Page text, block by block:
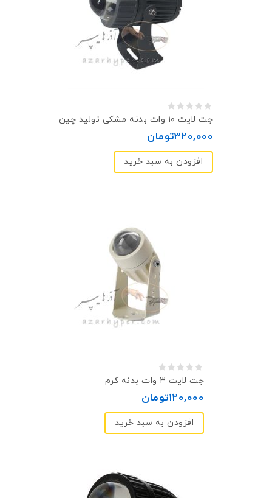
0
جت لایت ۱۰ وات بدنه مشکی تولید چین
320,000تومان
افزودن به سبد خرید
0
جت لایت ۳ وات بدنه کرم
120,000تومان
افزودن به سبد خرید